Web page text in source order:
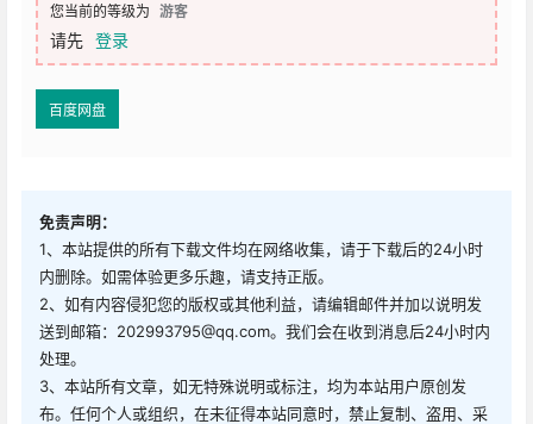
您当前的等级为 游客
请先 登录
百度网盘
免责声明：
1、本站提供的所有下载文件均在网络收集，请于下载后的24小时
内删除。如需体验更多乐趣，请支持正版。
2、如有内容侵犯您的版权或其他利益，请编辑邮件并加以说明发
送到邮箱：202993795@qq.com。我们会在收到消息后24小时内
处理。
3、本站所有文章，如无特殊说明或标注，均为本站用户原创发
布。任何个人或组织，在未征得本站同意时，禁止复制、盗用、采